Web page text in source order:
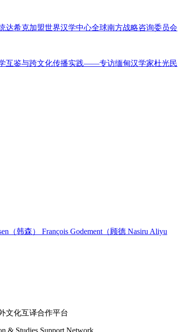
达希克加盟世界汉学中心全球南方战略咨询委员会
互鉴与跨文化传播实践——专访缅甸汉学家杜光民
（韩森） François Godement（顾德 Nasiru Aliyu
化互译合作平台
& Studies Support Network